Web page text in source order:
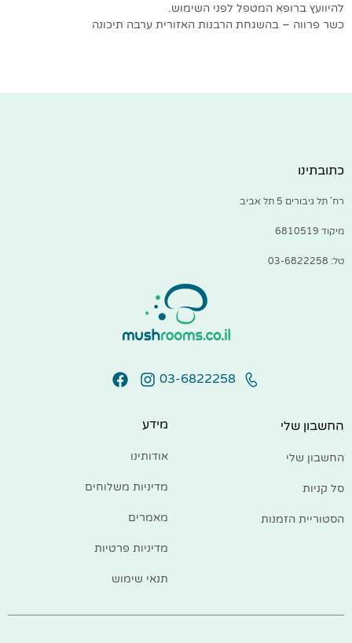
להיוועץ ברופא המטפל לפני השימוש.
כשר פרווה – בהשגחת הרבנות האזורית ערבה תיכונה
מידע
אודותינו
מדיניות משלוחים
מאמרים
מדיניות פרטיות
תנאי שימוש
כתובתינו
רח' תל גיבורים 5 תל אביב
מיקוד 6810519
טל: 03-6822258
החשבון שלי
החשבון שלי
סל קניות
הסטוריית הזמנות
03-6822258